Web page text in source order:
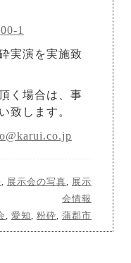
1
実演を実施致
く場合は、事
致します。
展示会の写真
展示
会情報
愛知 粉砕 蒲郡市